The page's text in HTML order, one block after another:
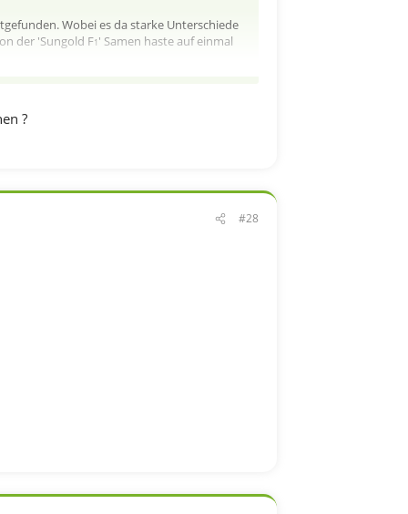
Wobei es da starke Unterschiede
der 'Sungold F1 ' Samen haste auf einmal
?
#28